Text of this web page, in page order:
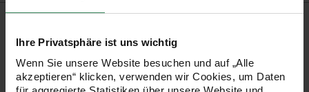
Ihre Privatsphäre ist uns wichtig
Wenn Sie unsere Website besuchen und auf „Alle
akzeptieren“ klicken, verwenden wir Cookies, um Daten
Produktinformation
Artikel-Nr.
Bestell-Nr.3768556